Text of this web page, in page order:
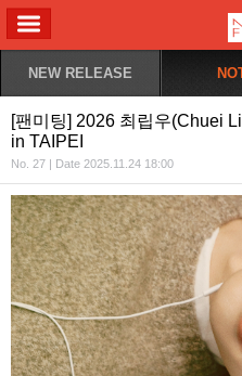
NEW RELEASE
[팬미팅] 2026 최립우(Chuei
in TAIPEI
No. 27 | Date 2025.11.24 18:00